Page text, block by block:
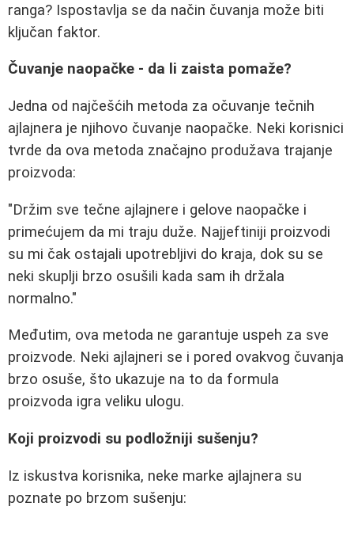
ranga? Ispostavlja se da način čuvanja može biti
ključan faktor.
Čuvanje naopačke - da li zaista pomaže?
Jedna od najčešćih metoda za očuvanje tečnih
ajlajnera je njihovo čuvanje naopačke. Neki korisnici
tvrde da ova metoda značajno produžava trajanje
proizvoda:
"Držim sve tečne ajlajnere i gelove naopačke i
primećujem da mi traju duže. Najjeftiniji proizvodi
su mi čak ostajali upotrebljivi do kraja, dok su se
neki skuplji brzo osušili kada sam ih držala
normalno."
Međutim, ova metoda ne garantuje uspeh za sve
proizvode. Neki ajlajneri se i pored ovakvog čuvanja
brzo osuše, što ukazuje na to da formula
proizvoda igra veliku ulogu.
Koji proizvodi su podložniji sušenju?
Iz iskustva korisnika, neke marke ajlajnera su
poznate po brzom sušenju: